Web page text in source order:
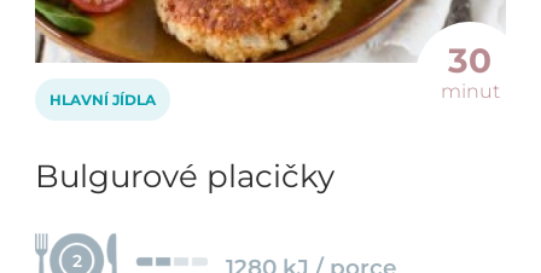
30
minut
HLAVNÍ JÍDLA
Bulgurové placičky
2 1280 kJ / porce